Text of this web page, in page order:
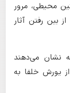
محیطی، مرور
بین رفتن آثار
نشان می‌دهند
یورش خلفا به